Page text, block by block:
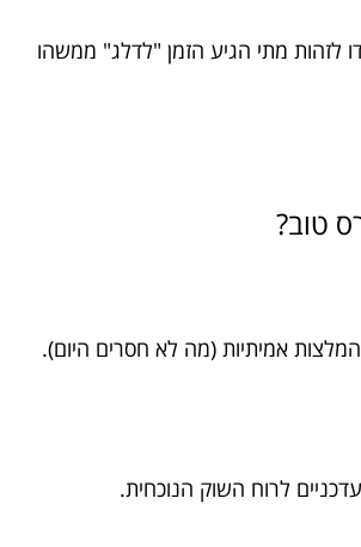
לזהות מתי הגיע הזמן "לדלג" ממשהו
טוב?
אמיתיות (מה לא חסרים היום).
לרוח השוק הנוכחית.